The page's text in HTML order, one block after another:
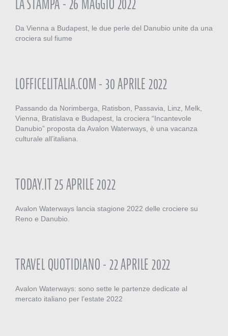
Da Vienna a Budapest, le due perle del Danubio unite da una
crociera sul fiume
LOFFICELITALIA.COM - 30 APRILE 2022
Passando da Norimberga, Ratisbon, Passavia, Linz, Melk,
Vienna, Bratislava e Budapest, la crociera “Incantevole
Danubio” proposta da Avalon Waterways, è una vacanza
culturale all’italiana.
TODAY.IT 25 APRILE 2022
Avalon Waterways lancia stagione 2022 delle crociere su
Reno e Danubio.
TRAVEL QUOTIDIANO - 22 APRILE 2022
Avalon Waterways: sono sette le partenze dedicate al
mercato italiano per l’estate 2022